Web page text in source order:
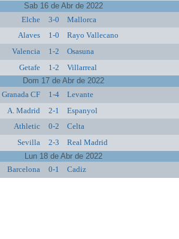
Sab 16 de Abr de 2022
Elche
3-0 Mallorca
Alaves
1-0 Rayo Vallecano
Valencia
1-2 Osasuna
Getafe
1-2 Villarreal
Dom 17 de Abr de 2022
Granada CF
1-4 Levante
A. Madrid
2-1 Espanyol
Athletic
0-2 Celta
Sevilla
2-3 Real Madrid
Lun 18 de Abr de 2022
Barcelona
0-1 Cadiz